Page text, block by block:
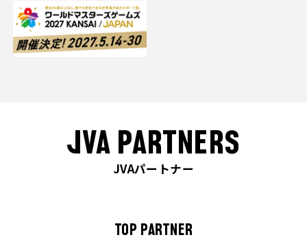
JVA PARTNERS
JVAパートナー
TOP PARTNER